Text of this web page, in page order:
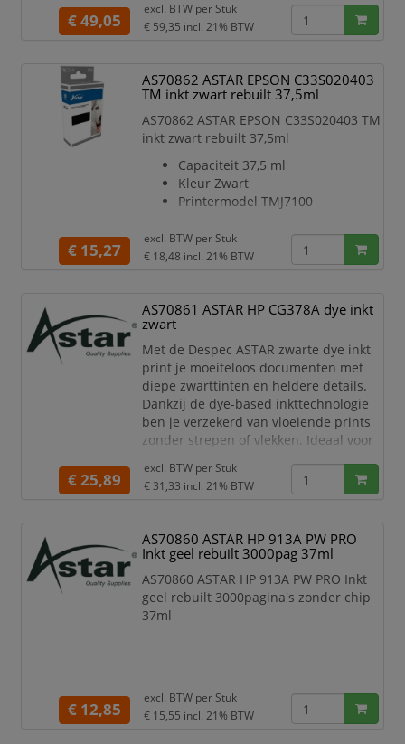
€ 49,05
excl. BTW per Stuk
€ 59,35 incl. 21% BTW
AS70862 ASTAR EPSON C33S020403
TM inkt zwart rebuilt 37,5ml
AS70862 ASTAR EPSON C33S020403 TM
inkt zwart rebuilt 37,5ml
Capaciteit 37,5 ml
Kleur Zwart
Printermodel TMJ7100
€ 15,27
excl. BTW per Stuk
€ 18,48 incl. 21% BTW
AS70861 ASTAR HP CG378A dye inkt
zwart
Met de Despec ASTAR zwarte dye inkt
print je moeiteloos documenten met
diepe zwarttinten en heldere details.
Dankzij de dye-based inkttechnologie
ben je verzekerd van vloeiende prints
zonder strepen of vlekken. Ideaal voor
facturen en correspondentie.
DYE inkt zwart
Kleur: Zwart Dye (kleurstofinkt)
Ref.to: CG378A
Printkop: Ja
€ 25,89
excl. BTW per Stuk
€ 31,33 incl. 21% BTW
AS70860 ASTAR HP 913A PW PRO
Inkt geel rebuilt 3000pag 37ml
AS70860 ASTAR HP 913A PW PRO Inkt
geel rebuilt 3000pagina's zonder chip
37ml
€ 12,85
excl. BTW per Stuk
€ 15,55 incl. 21% BTW